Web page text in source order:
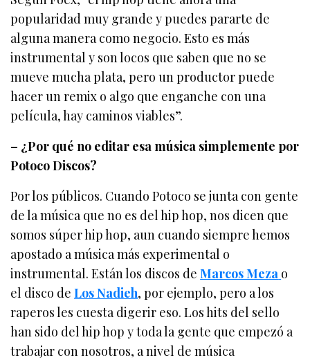
popularidad muy grande y puedes pararte de
alguna manera como negocio. Esto es más
instrumental y son locos que saben que no se
mueve mucha plata, pero un productor puede
hacer un remix o algo que enganche con una
película, hay caminos viables”.
– ¿Por qué no editar esa música simplemente por
Potoco Discos?
Por los públicos. Cuando Potoco se junta con gente
de la música que no es del hip hop, nos dicen que
somos súper hip hop, aun cuando siempre hemos
apostado a música más experimental o
instrumental. Están los discos deMarcos Meza o
el disco deLos Nadieh, por ejemplo, pero a los
raperos les cuesta digerir eso. Los hits del sello
han sido del hip hop y toda la gente que empezó a
trabajar con nosotros, a nivel de música